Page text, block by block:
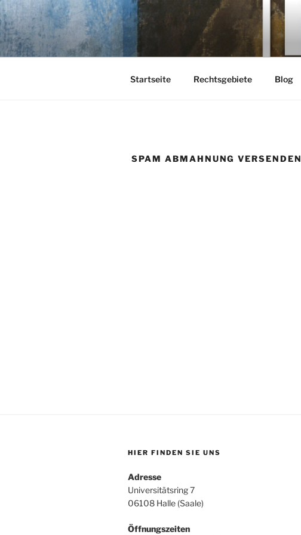
Zum
Inhalt
springen
KEHL
Rechtsanwaltsgesellschaft mbH
Startseite Rechtsgebiete Blog
SPAM ABMAHNUNG VERSENDEN
HIER FINDEN SIE UNS
Adresse
Universitätsring 7
06108 Halle (Saale)
Öffnungszeiten